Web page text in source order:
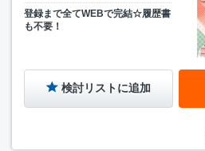
登録まで全てWEBで完結☆履歴書
も不要！
検討リストに追加